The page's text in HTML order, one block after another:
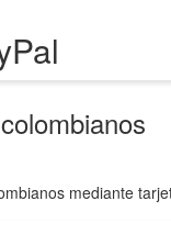
mediante